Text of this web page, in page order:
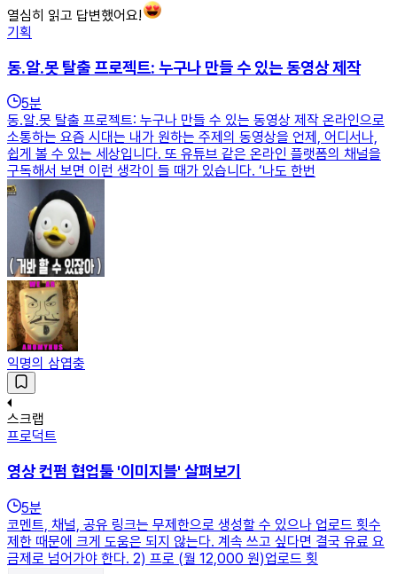
열심히 읽고 답변했어요!
기획
동.알.못 탈출 프로젝트: 누구나 만들 수 있는 동영상 제작
5분
동.알.못 탈출 프로젝트: 누구나 만들 수 있는 동영상 제작 온라인으로
소통하는 요즘 시대는 내가 원하는 주제의 동영상을 언제, 어디서나,
쉽게 볼 수 있는 세상입니다. 또 유튜브 같은 온라인 플랫폼의 채널을
구독해서 보면 이런 생각이 들 때가 있습니다. ‘나도 한번
익명의 삼엽충
스크랩
프로덕트
영상 컨펌 협업툴 '이미지블' 살펴보기
5분
코멘트, 채널, 공유 링크는 무제한으로 생성할 수 있으나 업로드 횟수
제한 때문에 크게 도움은 되지 않는다. 계속 쓰고 싶다면 결국 유료 요
금제로 넘어가야 한다. 2) 프로 (월 12,000 원)업로드 횟